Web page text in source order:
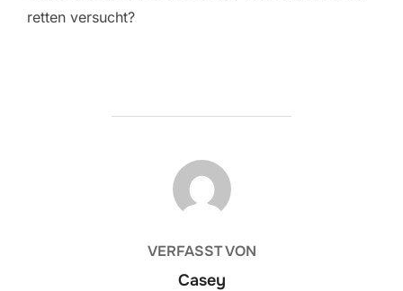
retten versucht?
BEITRAGSAUTOR
VERFASST VON
Casey